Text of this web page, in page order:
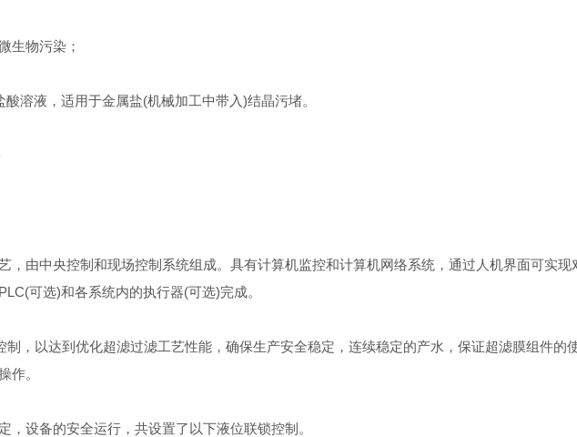
生物污染；
液，适用于金属盐(机械加工中带入)结晶污堵。
由中央控制和现场控制系统组成。具有计算机监控和计算机网络系统，通过人机界面可实现
可选)和各系统内的执行器(可选)完成。
以达到优化超滤过滤工艺性能，确保生产安全稳定，连续稳定的产水，保证超滤膜组件的
作。
设备的安全运行，共设置了以下液位联锁控制。